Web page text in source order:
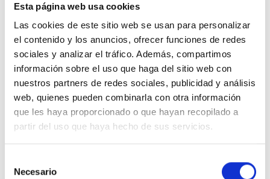
Esta página web usa cookies
Las cookies de este sitio web se usan para personalizar
el contenido y los anuncios, ofrecer funciones de redes
sociales y analizar el tráfico. Además, compartimos
información sobre el uso que haga del sitio web con
nuestros partners de redes sociales, publicidad y análisis
web, quienes pueden combinarla con otra información
que les haya proporcionado o que hayan recopilado a
partir del uso que haya hecho de sus servicios.
Necesario
pensamiento, plano causal ‒ intuición.
Las peticiones de principio fideístas siempre han
sido notorias, especialmente en el primer medio
siglo de la historia de la S.T., época en la que las
“percepciones clarividentes” de miembros
destacados de la Sociedad constituían una
fuente sumamente importante de contenidos, y
en la que el anuncio de la venida de un gran
Jiddu Krishnamurti [1], se convirtió durante